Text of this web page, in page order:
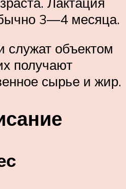
3—4 месяца.
объектом
получают
сырье и жир.